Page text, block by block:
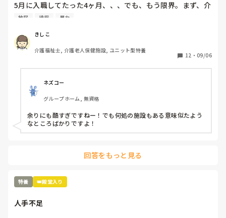
5月に入職してたった4ヶ月、、、でも、もう限界。まず、介
護長がわけわかんない。利用者を怒鳴りつけ、パット交換は
言いなりになり、リーダーで決めたことを覆す、人手が足り
ないのに、キチンと休みは入れ、夜勤はやりたくない
と、、、職員の悪口を言い、ウワサ話しを本気にする、、、
業の用紙を書き換えろと、、、職員のストレスもすごいが、
利用者もこれは精神科？って利用者ばかりを入れる。一晩中
徘徊、放尿、便失禁、暴言、暴力、コール頻回、フラつきが
強く見守りが必要、、、こんな利用者1人じゃみれません。
でも、日中も夜間も1人でみろと、、、なぜ？できないん
だ？と。ハッキリ言って、いつ事故が起きてもおかしくない
状況。そして、体調不良や急変を見つけると、見つけた人か
決めても、話してもちゃんとやってくれない、、、こんな施
放尿 徘徊 暴力
きしこ
介護福祉士, 介護老人保健施設, ユニット型特養
12 ・ 09/06
ネズコー
グループホーム, 無資格
余りにも酷すぎですねー！でも何処の施設もある意味似たよう
なところばかりですよ！
回答をもっと見る
特養 👑殿堂入り
人手不足